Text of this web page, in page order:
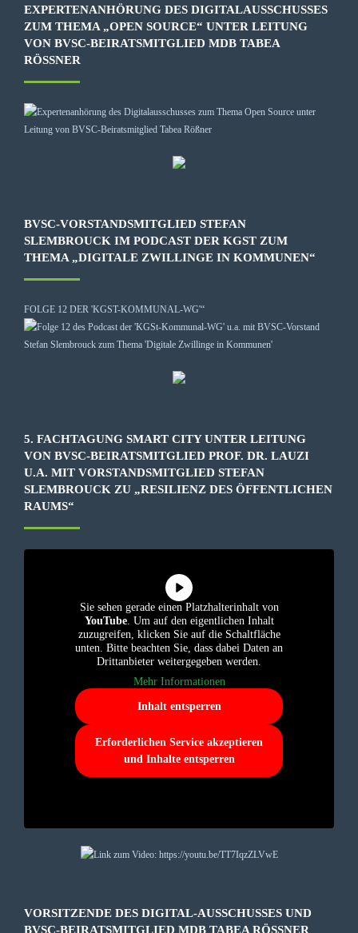
EXPERTENANHÖRUNG DES DIGITALAUSSCHUSSES
ZUM THEMA „OPEN SOURCE“ UNTER LEITUNG
VON BVSC-BEIRATSMITGLIED MDB TABEA
RÖSSNER
BVSC-VORSTANDSMITGLIED STEFAN
SLEMBROUCK IM PODCAST DER KGST ZUM
THEMA „DIGITALE ZWILLINGE IN KOMMUNEN“
FOLGE 12 DER 'KGST-KOMMUNAL-WG'“
5. FACHTAGUNG SMART CITY UNTER LEITUNG
VON BVSC-BEIRATSMITGLIED PROF. DR. LAUZI
U.A. MIT VORSTANDSMITGLIED STEFAN
SLEMBROUCK ZU „RESILIENZ DES ÖFFENTLICHEN
RAUMS“
Sie sehen gerade einen Platzhalterinhalt von
YouTube. Um auf den eigentlichen Inhalt
zuzugreifen, klicken Sie auf die Schaltfläche
unten. Bitte beachten Sie, dass dabei Daten an
Drittanbieter weitergegeben werden.
Mehr Informationen
Inhalt entsperren
Erforderlichen Service akzeptieren
und Inhalte entsperren
VORSITZENDE DES DIGITAL-AUSSCHUSSES UND
BVSC-BEIRATSMITGLIED MDB TABEA RÖSSNER B